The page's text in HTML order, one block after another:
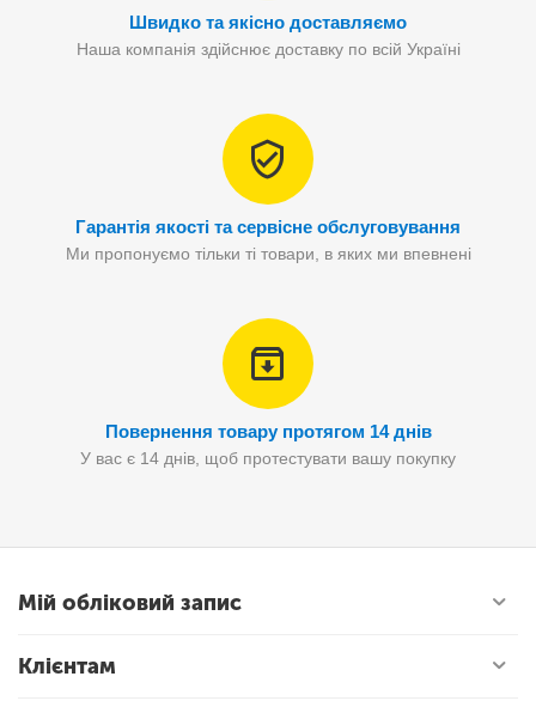
Швидко та якісно доставляємо
Наша компанія здійснює доставку по всій Україні
Гарантія якості та сервісне обслуговування
Ми пропонуємо тільки ті товари, в яких ми впевнені
Повернення товару протягом 14 днів
У вас є 14 днів, щоб протестувати вашу покупку
Мій обліковий запис
Клієнтам